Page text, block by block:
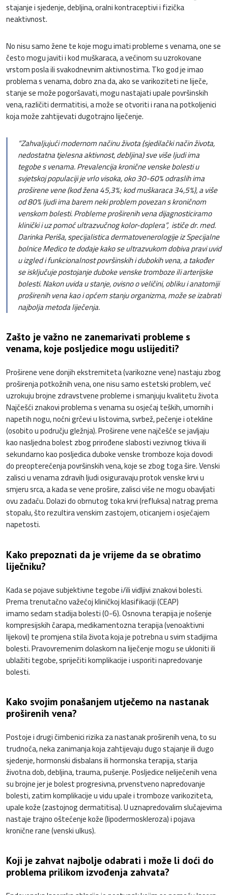
stajanje i sjedenje, debljina, oralni kontraceptivi i fizička
neaktivnost.
No nisu samo žene te koje mogu imati probleme s venama, one se
često mogu javiti i kod muškaraca, a većinom su uzrokovane
vrstom posla ili svakodnevnim aktivnostima. Tko god je imao
problema s venama, dobro zna da, ako se varikoziteti ne liječe,
stanje se može pogoršavati, mogu nastajati upale površinskih
vena, različiti dermatitisi, a može se otvoriti i rana na potkoljenici
koja može zahtijevati dugotrajno liječenje.
“Zahvaljujući modernom načinu života (sjedilački način života,
nedostatna tjelesna aktivnost, debljina) sve više ljudi ima
tegobe s venama. Prevalencija kronične venske bolesti u
svjetskoj populaciji je vrlo visoka, oko 30-60% odraslih ima
proširene vene (kod žena 45,3%; kod muškaraca 34,5%), a više
od 80% ljudi ima barem neki problem povezan s kroničnom
venskom bolesti. Probleme proširenih vena dijagnosticiramo
klinički i uz pomoć ultrazvučnog kolor-doplera”, ističe dr. med.
Darinka Periša, specijalistica dermatovenerologije iz Specijalne
bolnice Medico te dodaje kako se ultrazvukom dobiva pravi uvid
u izgled i funkcionalnost površinskih i dubokih vena, a također
se isključuje postojanje duboke venske tromboze ili arterijske
bolesti. Nakon uvida u stanje, ovisno o veličini, obliku i anatomiji
proširenih vena kao i općem stanju organizma, može se izabrati
najbolja metoda liječenja.
Zašto je važno ne zanemarivati probleme s
venama, koje posljedice mogu uslijediti?
Proširene vene donjih ekstremiteta (varikozne vene) nastaju zbog
proširenja potkožnih vena, one nisu samo estetski problem, već
uzrokuju brojne zdravstvene probleme i smanjuju kvalitetu života
Najčešći znakovi problema s venama su osjećaj teških, umornih i
napetih nogu, noćni grčevi u listovima, svrbež, pečenje i otekline
(osobito u području gležnja). Proširene vene najčešće se javljaju
kao nasljedna bolest zbog prirođene slabosti vezivnog tkiva ili
sekundarno kao posljedica duboke venske tromboze koja dovodi
do preopterećenja površinskih vena, koje se zbog toga šire. Venski
zalisci u venama zdravih ljudi osiguravaju protok venske krvi u
smjeru srca, a kada se vene prošire, zalisci više ne mogu obavljati
ovu zadaću. Dolazi do obrnutog toka krvi (refluksa) natrag prema
stopalu, što rezultira venskim zastojem, oticanjem i osjećajem
napetosti.
Kako prepoznati da je vrijeme da se obratimo
liječniku?
Kada se pojave subjektivne tegobe i/ili vidljivi znakovi bolesti.
Prema trenutačno važećoj kliničkoj klasifikaciji (CEAP)
imamo sedam stadija bolesti (0-6). Osnovna terapija je nošenje
kompresijskih čarapa, medikamentozna terapija (venoaktivni
lijekovi) te promjena stila života koja je potrebna u svim stadijima
bolesti. Pravovremenim dolaskom na liječenje mogu se ukloniti ili
ublažiti tegobe, spriječiti komplikacije i usporiti napredovanje
bolesti.
Kako svojim ponašanjem utječemo na nastanak
proširenih vena?
Postoje i drugi čimbenici rizika za nastanak proširenih vena, to su
trudnoća, neka zanimanja koja zahtijevaju dugo stajanje ili dugo
sjedenje, hormonski disbalans ili hormonska terapija, starija
životna dob, debljina, trauma, pušenje. Posljedice neliječenih vena
su brojne jer je bolest progresivna, prvenstveno napredovanje
bolesti, zatim komplikacije u vidu upale i tromboze varikoziteta,
upale kože (zastojnog dermatitisa). U uznapredovalim slučajevima
nastaje trajno oštećenje kože (lipodermoskleroza) i pojava
kronične rane (venski ulkus).
Koji je zahvat najbolje odabrati i može li doći do
problema prilikom izvođenja zahvata?